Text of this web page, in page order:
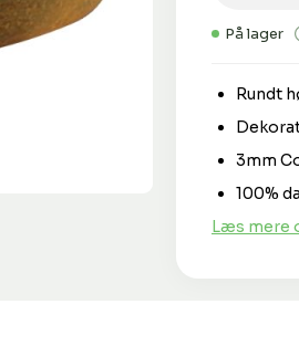
Rundt
3mm
100%
Læs mere
På lager